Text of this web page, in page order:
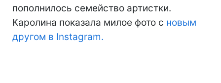
пополнилось семейство артистки.
Каролина показала милое фото с новым
другом в Instagram.